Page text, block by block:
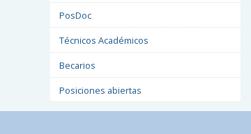
PosDoc
Técnicos Académicos
Becarios
Posiciones abiertas